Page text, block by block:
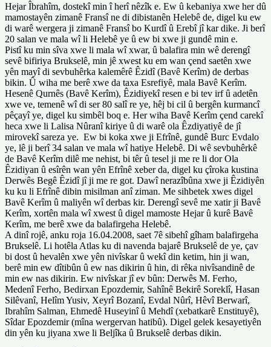
Hejar Îbrahîm, dostekî min î herî nêzîk e. Ew û kebaniya xwe her dû
mamostayên zimanê Fransî ne di dibistanên Helebê de, digel ku ew
di warê wergera ji zimanê Fransî bo Kurdî û Erebî jî kar dike. Ji berî
20 salan ve mala wî li Helebê ye û ew bi xwe ji gundê min e.
Pistî ku min sîva xwe li mala wî xwar, û balafira min wê derengî
sevê bifiriya Brukselê, min jê xwest ku em wan çend saetên xwe
yên mayî di sevbuhêrka kalemêrê Êzidî (Bavê Kerîm) de derbas
bikin. Û wiha me berê xwe da taxa Esrefiyê, mala Bavê Kerîm.
Hesenê Qurnês (Bavê Kerîm), Êzidiyekî resen e bi tev irf û adetên
xwe ve, temenê wî di ser 80 salî re ye, hêj bi cil û bergên kurmancî
pêçayî ye, digel ku simbêl boq e. Her wiha Bavê Kerîm çend carekî
heca xwe li Lalisa Nûranî kiriye û di warê ola Êzdiyatiyê de jî
mirovekî sareza ye. Ew bi koka xwe ji Efrînê, gundê Burc Evdalo
ye, lê ji berî 34 salan ve mala wî hatiye Helebê. Di wê sevbuhêrkê
de Bavê Kerîm dilê me nehist, bi têr û tesel ji me re li dor Ola
Êzidiyan û esîrên wan yên Efrînê xeber da, digel ku çîroka kustina
Derwês Begê Êzidî jî ji me re got. Dawî nerazîbûna xwe ji Êzidiyên
ku ku li Efrînê dibin misilman anî ziman. Me sihbetek xwes digel
Bavê Kerîm û maliyên wî derbas kir. Derengî sevê me xatir ji Bavê
Kerîm, xortên mala wî xwest û digel mamoste Hejar û kurê Bavê
Kerîm, me berê xwe da balafirgeha Helebê.
A dinî rojê, anku roja 16.04.2008, saet 7ê sibehî gîham balafirgeha
Brukselê. Li hotêla Atlas ku di navenda bajarê Brukselê de ye, çav
bi dost û hevalên xwe yên nivîskar û wekî din ketim, hin ji wan,
berê min ew dîtibûn û ew nas dikirin û hin, di rêka nivîsandinê de
min ew nas dikirin. Ew nivîskar jî ev bûn: Derwês M. Ferho,
Medenî Ferho, Bedirxan Epozdemir, Sahînê Bekirê Soreklî, Hasan
Silêvanî, Helîm Yusiv, Xeyrî Bozanî, Evdal Nûrî, Hêvî Berwarî,
Ibrahîm Salman, Ehmedê Huseyinî û Mehdî (xebatkarê Enstituyê),
Sîdar Epozdemir (mîna wergervan hatibû). Digel gelek kesayetiyên
din yên ku jiyana xwe li Beljîka û Brukselê derbas dikin.